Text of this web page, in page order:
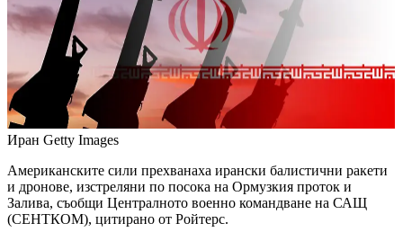
Иран Getty Images
Американските сили прехванаха ирански балистични ракети
и дронове, изстреляни по посока на Ормузкия проток и
Залива, съобщи Централното военно командване на САЩ
(СЕНТКОМ), цитирано от Ройтерс.